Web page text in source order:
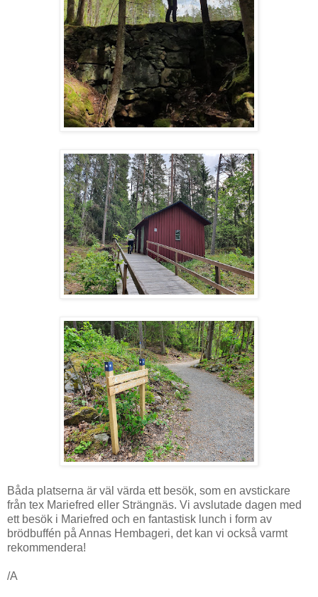
Båda platserna är väl värda ett besök, som en avstickare
från tex Mariefred eller Strängnäs. Vi avslutade dagen med
ett besök i Mariefred och en fantastisk lunch i form av
brödbuffén på Annas Hembageri, det kan vi också varmt
rekommendera!
/A